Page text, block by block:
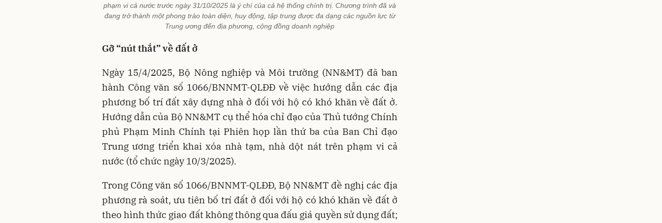
phạm vi cả nước trước ngày 31/10/2025 là ý chí của cả hệ thống chính trị. Chương trình đã và
đang trở thành một phong trào toàn diện, huy động, tập trung được đa dạng các nguồn lực từ
Trung ương đến địa phương, cộng đồng doanh nghiệp
Gỡ “nút thắt” về đất ở
Ngày 15/4/2025, Bộ Nông nghiệp và Môi trường (NN&MT) đã ban
hành Công văn số 1066/BNNMT-QLĐĐ về việc hướng dẫn các địa
phương bố trí đất xây dựng nhà ở đối với hộ có khó khăn về đất ở.
Hướng dẫn của Bộ NN&MT cụ thể hóa chỉ đạo của Thủ tướng Chính
phủ Phạm Minh Chính tại Phiên họp lần thứ ba của Ban Chỉ đạo
Trung ương triển khai xóa nhà tạm, nhà dột nát trên phạm vi cả
nước (tổ chức ngày 10/3/2025).
Trong Công văn số 1066/BNNMT-QLĐĐ, Bộ NN&MT đề nghị các địa
phương rà soát, ưu tiên bố trí đất ở đối với hộ có khó khăn về đất ở
theo hình thức giao đất không thông qua đấu giá quyền sử dụng đất;